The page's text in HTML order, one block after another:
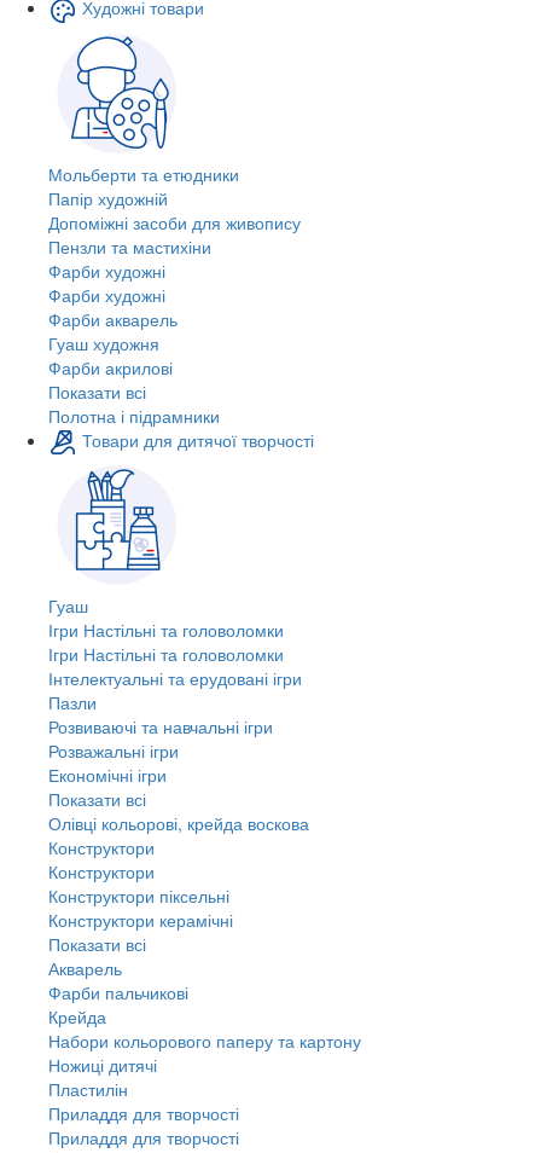
Художні товари
Мольберти та етюдники
Папір художній
Допоміжні засоби для живопису
Пензли та мастихіни
Фарби художні
Фарби художні
Фарби акварель
Гуаш художня
Фарби акрилові
Показати всі
Полотна і підрамники
Товари для дитячої творчості
Гуаш
Ігри Настільні та головоломки
Ігри Настільні та головоломки
Інтелектуальні та ерудовані ігри
Пазли
Розвиваючі та навчальні ігри
Розважальні ігри
Економічні ігри
Показати всі
Олівці кольорові, крейда воскова
Конструктори
Конструктори
Конструктори піксельні
Конструктори керамічні
Показати всі
Акварель
Фарби пальчикові
Крейда
Набори кольорового паперу та картону
Ножиці дитячі
Пластилін
Приладдя для творчості
Приладдя для творчості